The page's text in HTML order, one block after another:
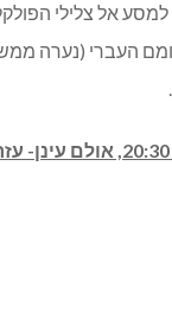
אל צלילי
העברי (נערה ממש